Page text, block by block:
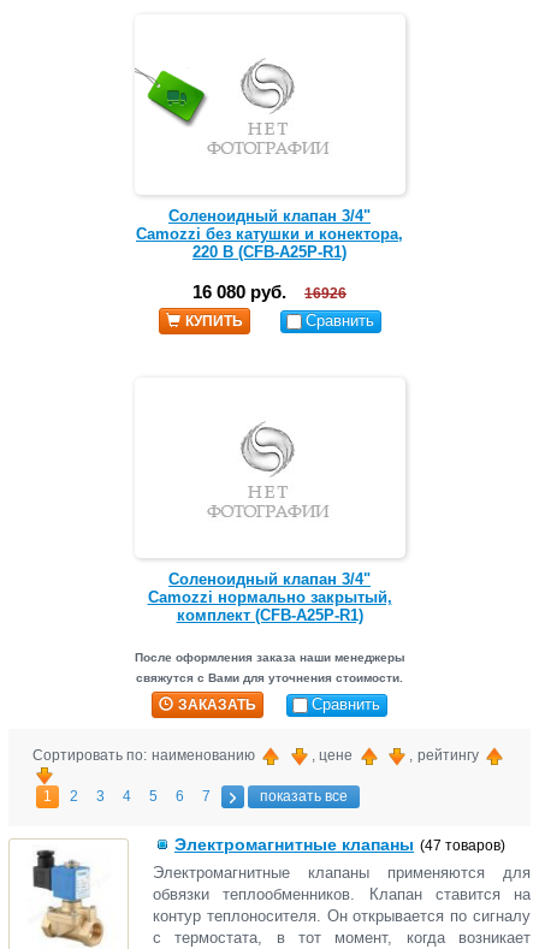
Соленоидный клапан 3/4"
Camozzi без катушки и конектора,
220 В (CFB-A25P-R1)
16 080 руб.
16926
КУПИТЬ
Сравнить
Соленоидный клапан 3/4"
Camozzi нормально закрытый,
комплект (CFB-A25P-R1)
После оформления заказа наши менеджеры
свяжутся с Вами для уточнения стоимости.
ЗАКАЗАТЬ Сравнить
Сортировать по: наименованию , цене , рейтингу
1 2 3 4 5 6 7 показать все
Электромагнитные клапаны (47 товаров)
Электромагнитные клапаны применяются для
обвязки теплообменников. Клапан ставится на
контур теплоносителя. Он открывается по сигналу
с термостата, в тот момент, когда возникает